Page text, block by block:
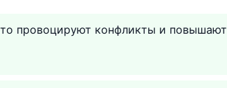
провоцируют конфликты и повышают